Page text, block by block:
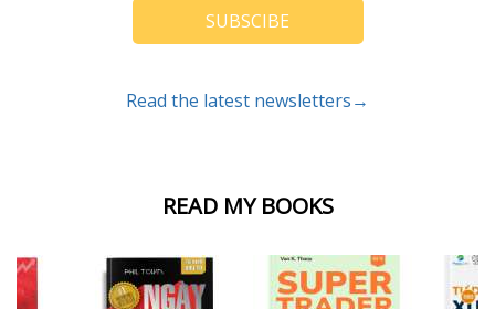
READ MY BOOKS
SUBSCIBE
Read the latest newsletters→